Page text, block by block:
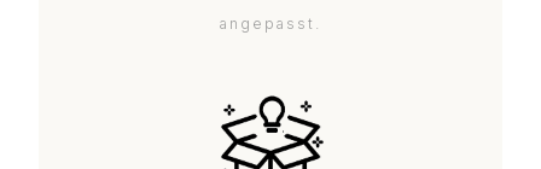
angepasst.